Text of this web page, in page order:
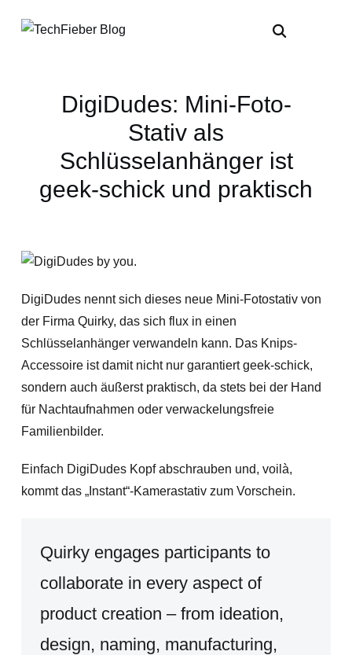
DigiDudes: Mini-Foto-
Stativ als
Schlüsselanhänger ist
geek-schick und praktisch
DigiDudes nennt sich dieses neue Mini-Fotostativ von
der Firma Quirky, das sich flux in einen
Schlüsselanhänger verwandeln kann. Das Knips-
Accessoire ist damit nicht nur garantiert geek-schick,
sondern auch äußerst praktisch, da stets bei der Hand
für Nachtaufnahmen oder verwackelungsfreie
Familienbilder.
Einfach DigiDudes Kopf abschrauben und, voilà,
kommt das „Instant“-Kamerastativ zum Vorschein.
Quirky engages participants to
collaborate in every aspect of
product creation – from ideation,
design, naming, manufacturing,